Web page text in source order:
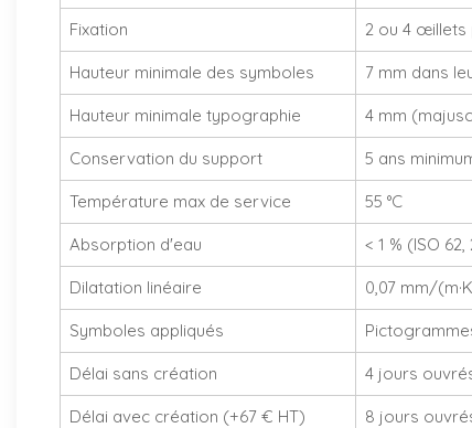
Fixation 2 ou 4 œillets
Hauteur minimale des symboles 7 mm dans
Hauteur minimale typographie 4 mm
Conservation du support 5 ans
Température max de service 55 °C
Absorption d'eau < 1 % (ISO 62,
Dilatation linéaire 0,07 mm/
Symboles appliqués
Délai sans création 4 jours
Délai avec création (+67 € HT) 8 jours